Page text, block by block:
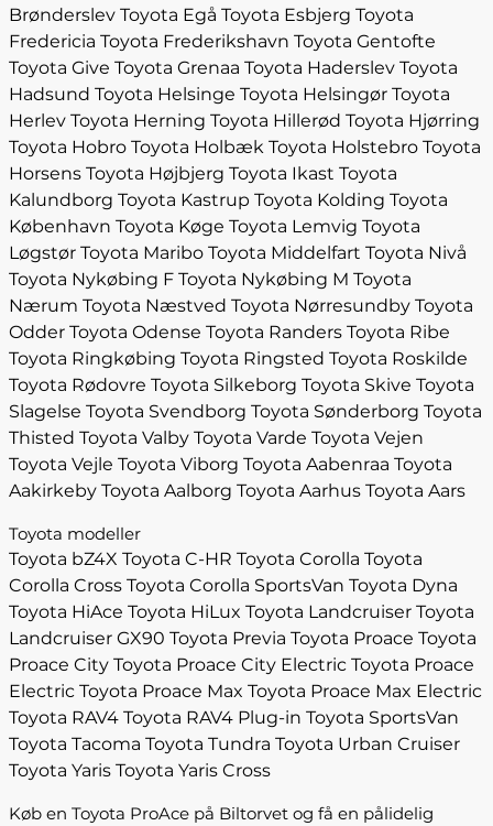
Brønderslev Toyota Egå Toyota Esbjerg Toyota
Fredericia Toyota Frederikshavn Toyota Gentofte
Toyota Give Toyota Grenaa Toyota Haderslev Toyota
Hadsund Toyota Helsinge Toyota Helsingør Toyota
Herlev Toyota Herning Toyota Hillerød Toyota Hjørring
Toyota Hobro Toyota Holbæk Toyota Holstebro Toyota
Horsens Toyota Højbjerg Toyota Ikast Toyota
Kalundborg Toyota Kastrup Toyota Kolding Toyota
København Toyota Køge Toyota Lemvig Toyota
Løgstør Toyota Maribo Toyota Middelfart Toyota Nivå
Toyota Nykøbing F Toyota Nykøbing M Toyota
Nærum Toyota Næstved Toyota Nørresundby Toyota
Odder Toyota Odense Toyota Randers Toyota Ribe
Toyota Ringkøbing Toyota Ringsted Toyota Roskilde
Toyota Rødovre Toyota Silkeborg Toyota Skive Toyota
Slagelse Toyota Svendborg Toyota Sønderborg Toyota
Thisted Toyota Valby Toyota Varde Toyota Vejen
Toyota Vejle Toyota Viborg Toyota Aabenraa Toyota
Aakirkeby Toyota Aalborg Toyota Aarhus Toyota Aars
Toyota modeller
Toyota bZ4X Toyota C-HR Toyota Corolla Toyota
Corolla Cross Toyota Corolla SportsVan Toyota Dyna
Toyota HiAce Toyota HiLux Toyota Landcruiser Toyota
Landcruiser GX90 Toyota Previa Toyota Proace Toyota
Proace City Toyota Proace City Electric Toyota Proace
Electric Toyota Proace Max Toyota Proace Max Electric
Toyota RAV4 Toyota RAV4 Plug-in Toyota SportsVan
Toyota Tacoma Toyota Tundra Toyota Urban Cruiser
Toyota Yaris Toyota Yaris Cross
Køb en Toyota ProAce på Biltorvet og få en pålidelig